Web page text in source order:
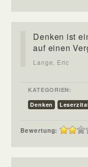
Denken ist
auf einen
Lange, Eric
KATEGORIEN:
Denken
Bewertung: